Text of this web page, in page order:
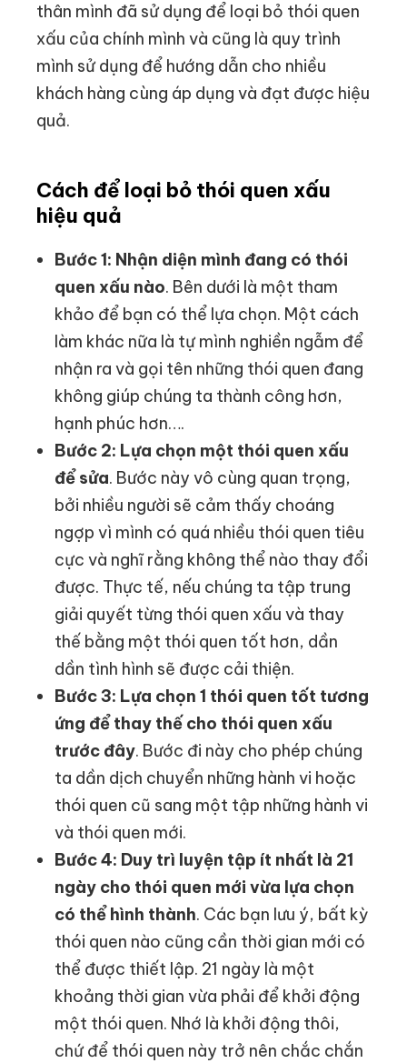
thân mình đã sử dụng để loại bỏ thói quen
xấu của chính mình và cũng là quy trình
mình sử dụng để hướng dẫn cho nhiều
khách hàng cùng áp dụng và đạt được hiệu
quả.
Cách để loại bỏ thói quen xấu
hiệu quả
Bước 1: Nhận diện mình đang có thói
quen xấu nào. Bên dưới là một tham
khảo để bạn có thể lựa chọn. Một cách
làm khác nữa là tự mình nghiền ngẫm để
nhận ra và gọi tên những thói quen đang
không giúp chúng ta thành công hơn,
hạnh phúc hơn….
Bước 2: Lựa chọn một thói quen xấu
để sửa. Bước này vô cùng quan trọng,
bởi nhiều người sẽ cảm thấy choáng
ngợp vì mình có quá nhiều thói quen tiêu
cực và nghĩ rằng không thể nào thay đổi
được. Thực tế, nếu chúng ta tập trung
giải quyết từng thói quen xấu và thay
thế bằng một thói quen tốt hơn, dần
dần tình hình sẽ được cải thiện.
Bước 3: Lựa chọn 1 thói quen tốt tương
ứng để thay thế cho thói quen xấu
trước đây. Bước đi này cho phép chúng
ta dần dịch chuyển những hành vi hoặc
thói quen cũ sang một tập những hành vi
và thói quen mới.
Bước 4: Duy trì luyện tập ít nhất là 21
ngày cho thói quen mới vừa lựa chọn
có thể hình thành. Các bạn lưu ý, bất kỳ
thói quen nào cũng cần thời gian mới có
thể được thiết lập. 21 ngày là một
khoảng thời gian vừa phải để khởi động
một thói quen. Nhớ là khởi động thôi,
chứ để thói quen này trở nên chắc chắn